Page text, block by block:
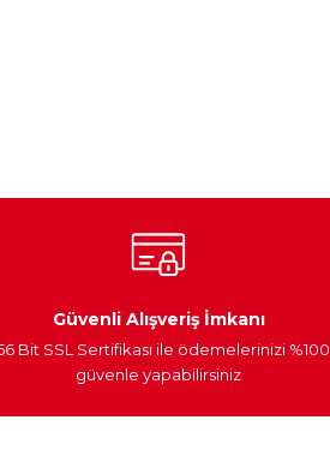
Ateşleme Sistemi
Güvenli Alışveriş İmkanı
Bit SSL Sertifikası ile ödemelerinizi %100
güvenle yapabilirsiniz